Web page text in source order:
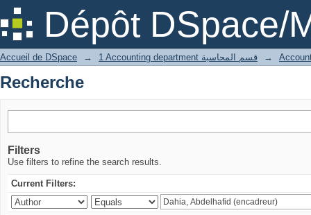
Dépôt DSpace/
Recherche
Accueil de DSpace → 1 Accounting department قسم المحاسبة →
Recherche
Filters
Use filters to refine the search results.
Current Filters: